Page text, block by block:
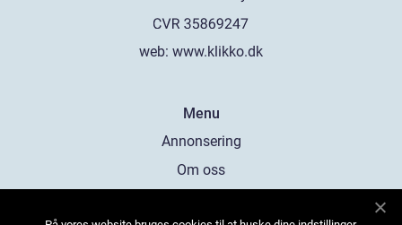
web: www.klikko.dk
Menu
Annonsering
Om oss